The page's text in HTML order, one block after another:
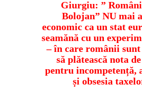
soc, cancan,
Giurgiu: ”
Bolojan” NU mai
economic ca un stat
seamănă cu un
– în care românii
să plătească nota
pentru incompetență,
și obsesia